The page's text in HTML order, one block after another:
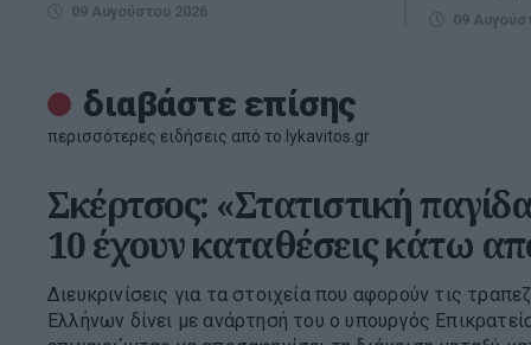
09 Αυγούστου 2026 09
διαβάστε επίσης
περισσότερες ειδήσεις από το lykavitos.gr
Σκέρτσος: «Στατιστική
10 έχουν καταθέσεις κάτω
Διευκρινίσεις για τα στοιχεία που αφορούν τις
Ελλήνων δίνει με ανάρτησή του ο υπουργός